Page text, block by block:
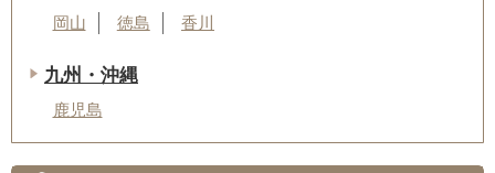
岡山 徳島 香川
九州・沖縄
鹿児島